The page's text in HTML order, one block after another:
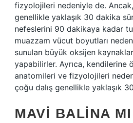
fizyolojileri nedeniyle de.
genellikle yaklaşık 30 dakika
nefeslerini 90 dakikaya kadar
muazzam vücut boyutları
sunulan büyük oksijen
yapabilirler. Ayrıca, kendilerine
anatomileri ve fizyolojileri
çoğu dalış genellikle yaklaşık
MAVI BALINA